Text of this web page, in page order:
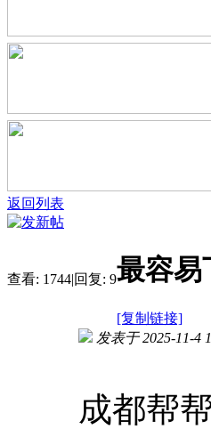
返回列表
查看: 1744|回复: 9最容易
[复制链接]
发表于 2025-11-4
成都帮